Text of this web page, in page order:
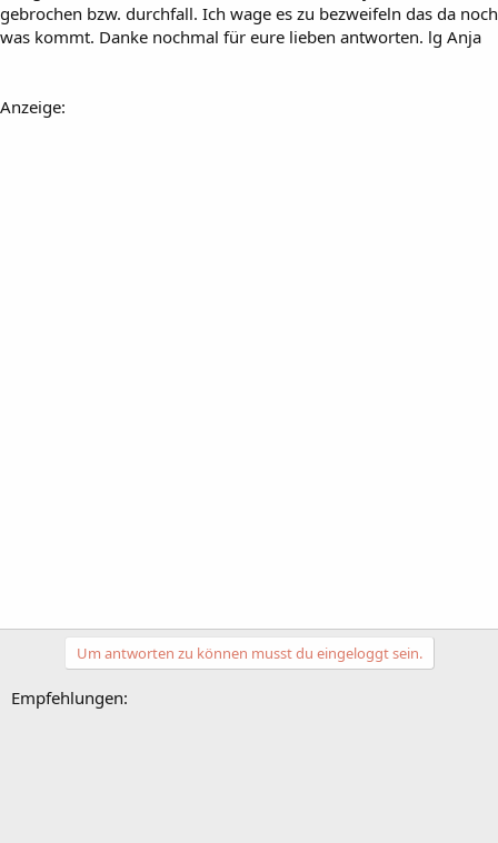
gebrochen bzw. durchfall. Ich wage es zu bezweifeln das da noch
was kommt. Danke nochmal für eure lieben antworten. lg Anja
Anzeige:
Um antworten zu können musst du eingeloggt sein.
Empfehlungen: